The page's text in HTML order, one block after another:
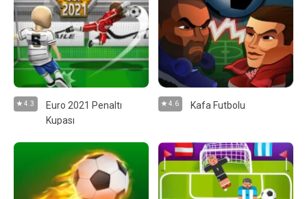
4.3
Euro 2021 Penaltı
Kupası
4.6 Kafa Futbolu